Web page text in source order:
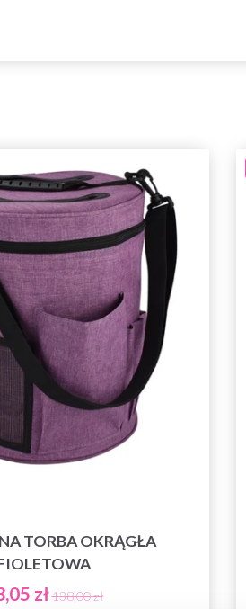
TORBA OKRĄGŁA
zł138,00 zł